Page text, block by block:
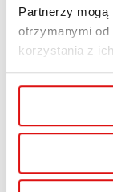
Partnerzy mogą
otrzymanymi od
korzystania z